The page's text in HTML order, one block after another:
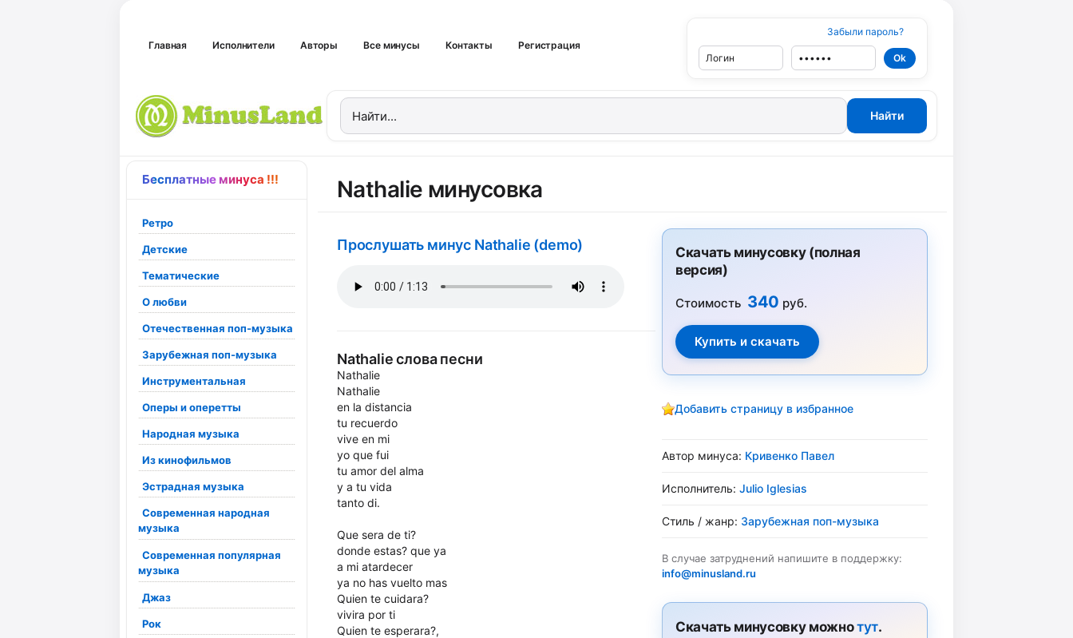
Главная Исполнители Авторы Все минусы Контакты Регистрация
Забыли пароль?
Бесплатные минуса !!!
Ретро
Детские
Тематические
О любви
Отечественная поп-музыка
Зарубежная поп-музыка
Инструментальная
Оперы и оперетты
Народная музыка
Из кинофильмов
Эстрадная музыка
Современная народная
музыка
Современная популярная
музыка
Джаз
Рок
Nathalie минусовка
Прослушать минус Nathalie (demo)
Nathalie слова песни
Nathalie
Nathalie
en la distancia
tu recuerdo
vive en mi
yo que fui
tu amor del alma
y a tu vida
tanto di.
Que sera de ti?
donde estas? que ya
a mi atardecer
ya no has vuelto mas
Quien te cuidara?
vivira por ti
Quien te esperara?,
Скачать минусовку (полная
версия)
Стоимость 340 руб.
Добавить страницу в избранное
Автор минуса: Кривенко Павел
Исполнитель: Julio Iglesias
Стиль / жанр: Зарубежная поп-музыка
В случае затруднений напишите в поддержку:
info@minusland.ru
Скачать минусовку можнотут.